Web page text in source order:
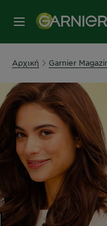
MENU
Αρχική Garnier